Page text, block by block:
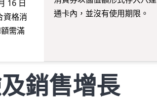
通卡內，並沒有使用期限。
16 日
資格消
需滿
銷售增長